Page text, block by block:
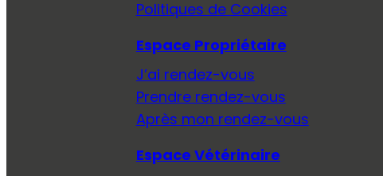
Politiques de Cookies
Espace Propriétaire
J’ai rendez-vous
Prendre rendez-vous
Après mon rendez-vous
Espace Vétérinaire